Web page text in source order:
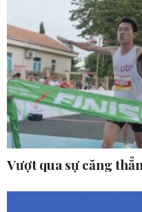
Vượt qua sự căng